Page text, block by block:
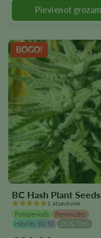
produkta
lapā
BOGO!
BC Hash Plant Seeds
1 atsauksme
Fotoperiods
Feminizēts
Hibrīds 50/50
25 % THC